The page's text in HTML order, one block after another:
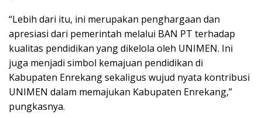
“Lebih dari itu, ini merupakan penghargaan dan
apresiasi dari pemerintah melalui BAN PT terhadap
kualitas pendidikan yang dikelola oleh UNIMEN. Ini
juga menjadi simbol kemajuan pendidikan di
Kabupaten Enrekang sekaligus wujud nyata kontribusi
UNIMEN dalam memajukan Kabupaten Enrekang,”
pungkasnya.